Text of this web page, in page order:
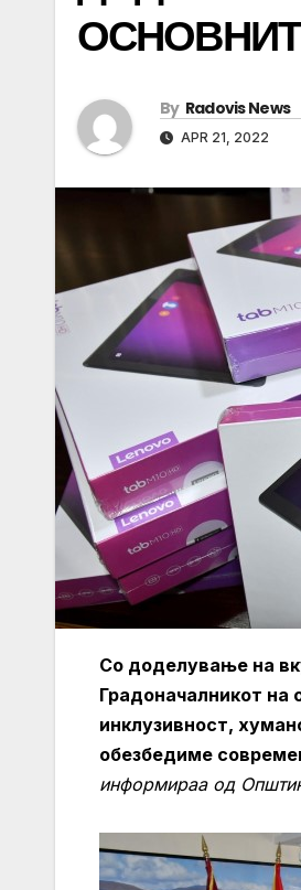
By Radovis News
APR 21, 2022
Со доделување на
Градоначалникот на
инклузивност,
обезбедиме
информираа од